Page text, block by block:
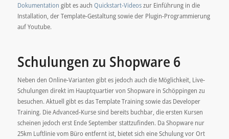
Dokumentation gibt es auch Quickstart-Videoszur Einführung in die
Installation, der Template-Gestaltung sowie der Plugin-Programmierung
auf Youtube.
Schulungen zu Shopware 6
Neben den Online-Varianten gibt es jedoch auch die Möglichkeit, Live-
Schulungen direkt im Hauptquartier von Shopware in Schöppingen zu
besuchen. Aktuell gibt es das Template Training sowie das Developer
Training. Die Advanced-Kurse sind bereits buchbar, die ersten Kursen
scheinen jedoch erst Ende September stattzufinden. Da Shopware nur
25km Luftlinie vom Büro entfernt ist, bietet sich eine Schulung vor Ort